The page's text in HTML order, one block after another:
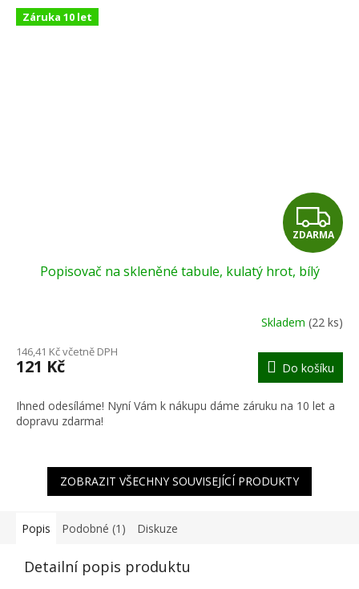
Záruka 10 let
Z
D
R
M
A
ZDARMA
Popisovač na skleněné tabule, kulatý hrot, bílý
Skladem (22 ks)
146,41 Kč včetně DPH
121 Kč Do košíku
Ihned odesíláme! Nyní Vám k nákupu dáme záruku na 10 let a
dopravu zdarma!
ZOBRAZIT VŠECHNY SOUVISEJÍCÍ PRODUKTY
Popis Podobné (1) Diskuze
Detailní popis produktu